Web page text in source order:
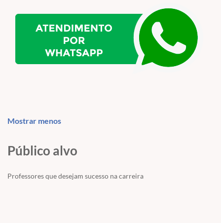
Mostrar menos
Público alvo
Professores que desejam sucesso na carreira